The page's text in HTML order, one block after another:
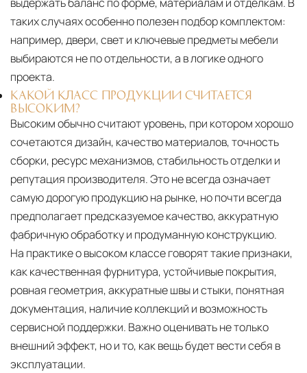
таких случаях особенно полезен подбор комплектом:
например, двери, свет и ключевые предметы мебели
выбираются не по отдельности, а в логике одного
проекта.
КАКОЙ КЛАСС ПРОДУКЦИИ СЧИТАЕТСЯ
ВЫСОКИМ?
Высоким обычно считают уровень, при котором хорошо
сочетаются дизайн, качество материалов, точность
сборки, ресурс механизмов, стабильность отделки и
репутация производителя. Это не всегда означает
самую дорогую продукцию на рынке, но почти всегда
предполагает предсказуемое качество, аккуратную
фабричную обработку и продуманную конструкцию.
На практике о высоком классе говорят такие признаки,
как качественная фурнитура, устойчивые покрытия,
ровная геометрия, аккуратные швы и стыки, понятная
документация, наличие коллекций и возможность
сервисной поддержки. Важно оценивать не только
внешний эффект, но и то, как вещь будет вести себя в
эксплуатации.